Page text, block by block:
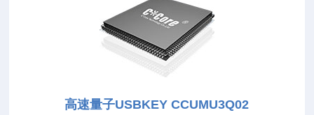
高速量子USBKEY CCUMU3Q02